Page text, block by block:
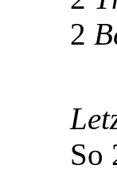
2
So